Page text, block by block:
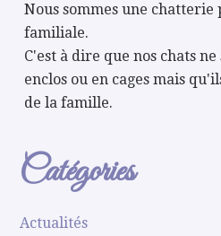
Nous sommes une
familiale.
C'est à dire que nos chats
enclos ou en cages mais
de la famille.
Catégories
Actualités